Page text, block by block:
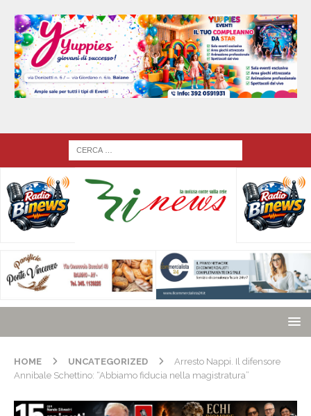
HOME UNCATEGORIZED
Arresto Nappi. Il difensore
Annibale Schettino: “Abbiamo fiducia nella magistratura”